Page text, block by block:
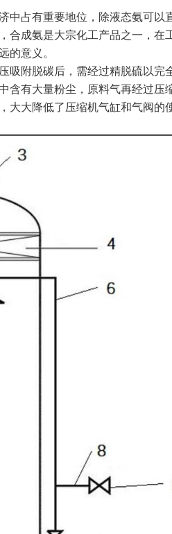
占有重要地位，除液态氨可以
合成氨是大宗化工产品之一，在
的意义。
吸附脱碳后，需经过精脱硫以完
含有大量粉尘，原料气再经过压
大大降低了压缩机气缸和气阀的